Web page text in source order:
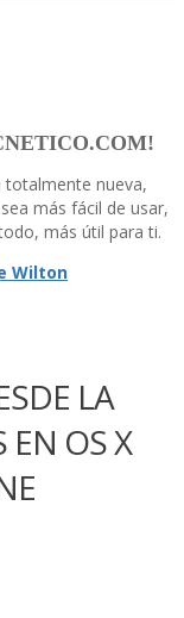
totalmente nueva,
más fácil de usar,
más útil para ti.
Wilton
LA
EN OS X